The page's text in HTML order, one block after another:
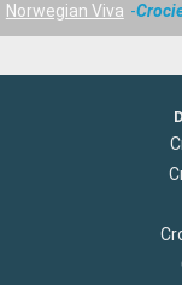
Norwegian Viva